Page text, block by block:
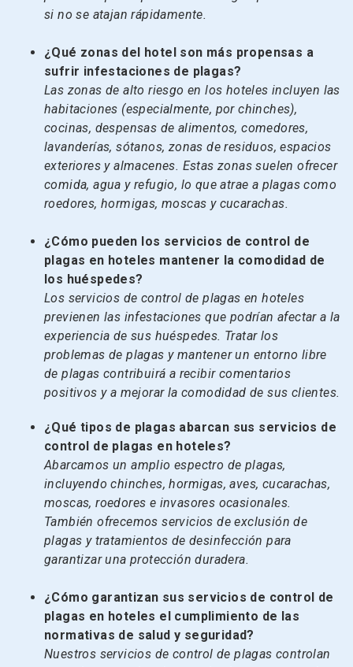
si no se atajan rápidamente.
¿Qué zonas del hotel son más propensas a
sufrir infestaciones de plagas?
Las zonas de alto riesgo en los hoteles incluyen las
habitaciones (especialmente, por chinches),
cocinas, despensas de alimentos, comedores,
lavanderías, sótanos, zonas de residuos, espacios
exteriores y almacenes. Estas zonas suelen ofrecer
comida, agua y refugio, lo que atrae a plagas como
roedores, hormigas, moscas y cucarachas.
¿Cómo pueden los servicios de control de
plagas en hoteles mantener la comodidad de
los huéspedes?
Los servicios de control de plagas en hoteles
previenen las infestaciones que podrían afectar a la
experiencia de sus huéspedes. Tratar los
problemas de plagas y mantener un entorno libre
de plagas contribuirá a recibir comentarios
positivos y a mejorar la comodidad de sus clientes.
¿Qué tipos de plagas abarcan sus servicios de
control de plagas en hoteles?
Abarcamos un amplio espectro de plagas,
incluyendo chinches, hormigas, aves, cucarachas,
moscas, roedores e invasores ocasionales.
También ofrecemos servicios de exclusión de
plagas y tratamientos de desinfección para
garantizar una protección duradera.
¿Cómo garantizan sus servicios de control de
plagas en hoteles el cumplimiento de las
normativas de salud y seguridad?
Nuestros servicios de control de plagas controlan